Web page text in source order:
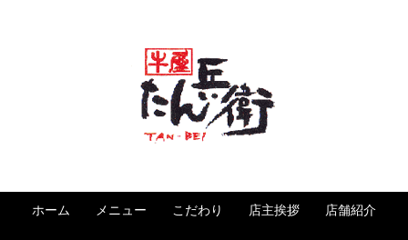
ホーム メニュー こだわり 店主挨拶 店舗紹介